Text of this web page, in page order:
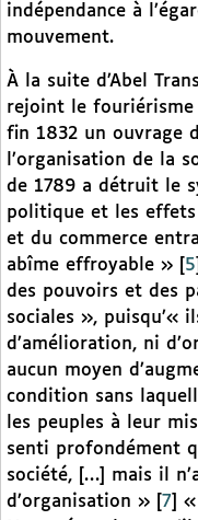
indépendance à
mouvement.
À la suite d’Abel
rejoint le fouriérisme
fin 1832 un ouvrage
l’organisation de la
de 1789 a détruit le
politique et les
et du commerce
abîme effroyable »
5
des pouvoirs et des
sociales », puisqu’«
d’amélioration, ni
aucun moyen
condition sans
les peuples à leur
senti profondément
société, […] mais il
d’organisation »
7
«